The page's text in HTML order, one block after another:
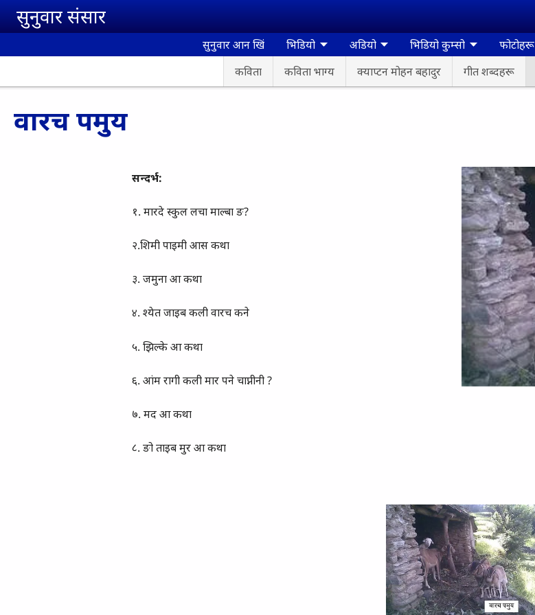
Skip to main content
सुनुवार संसार
सुनुवार आन खिं भिडियो अडियो भिडियो कुम्सो फोटोहरू
कविता
कविता भाग्य क्याप्टन मोहन बहादुर गीत शब्दहरू
वारच पमुय
सन्दर्भ:
१. मारदे स्कुल लचा माल्बा ङ?
२.शिमी पाइमी आस कथा
३. जमुना आ कथा
४. श्येत जाइब कली वारच कने
५. झिल्के आ कथा
६. आंम रागी कली मार पने चाप्नीनी ?
७. मद आ कथा
८. ङो ताइब मुर आ कथा